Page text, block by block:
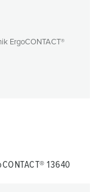
ErgoCONTACT®
13640